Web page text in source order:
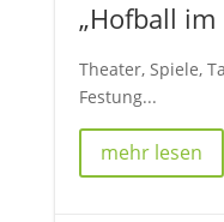
„Hofball
Theater, Spiele,
Festung...
mehr lesen